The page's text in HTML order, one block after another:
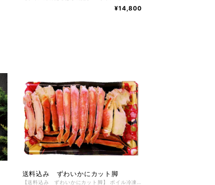
¥14,800
送料込み ずわいかにカット脚